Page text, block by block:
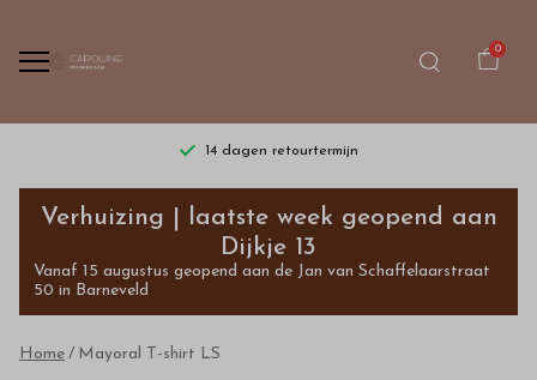
0
14 dagen retourtermijn
Mayoral
T-
shirt
LS
Verhuizing | laatste week geopend aan
Dijkje 13
Vanaf 15 augustus geopend aan de Jan van Schaffelaarstraat
50 in Barneveld
Home Mayoral T-shirt LS